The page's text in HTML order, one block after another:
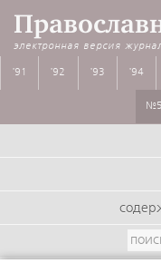
электронная версия
'91 '92 '93 '94